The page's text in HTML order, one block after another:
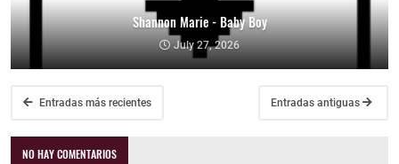
Shannon Marie - Baby Boy
July 27, 2026
Entradas más recientes Entradas antiguas
NO HAY COMENTARIOS